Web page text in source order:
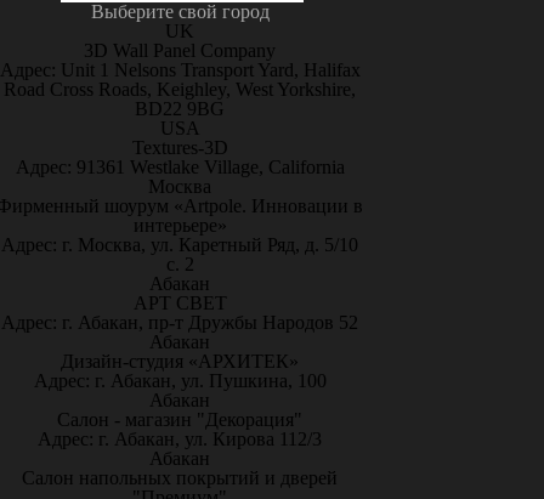
Выберите свой город
UK
3D Wall Panel Company
Адрес: Unit 1 Nelsons Transport Yard, Halifax
Road Cross Roads, Keighley, West Yorkshire,
BD22 9BG
USA
Textures-3D
Адрес: 91361 Westlake Village, California
Москва
шоурум «Artpole. Инновации в
интерьере»
Адрес: г. Москва, ул. Каретный Ряд, д. 5/10
с. 2
Абакан
АРТ СВЕТ
Адрес: г. Абакан, пр-т Дружбы Народов 52
Абакан
Дизайн-студия «АРХИТЕК»
Адрес: г. Абакан, ул. Пушкина, 100
Абакан
Салон - магазин "Декорация"
Адрес: г. Абакан, ул. Кирова 112/3
Абакан
Салон напольных покрытий и дверей